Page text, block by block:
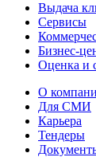
Выдача
Сервисы
Бизнес-
Оценка и
О
Для СМИ
Карьера
Тендеры